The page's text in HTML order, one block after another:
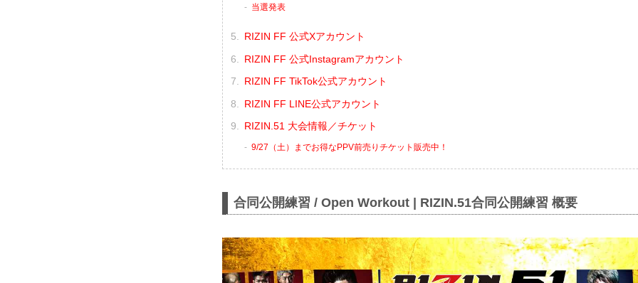
当選発表
RIZIN FF 公式Xアカウント
RIZIN FF 公式Instagramアカウント
RIZIN FF TikTok公式アカウント
RIZIN FF LINE公式アカウント
RIZIN.51 大会情報／チケット
9/27（土）までお得なPPV前売りチケット販売中！
合同公開練習 / Open Workout | RIZIN.51合同公開練習 概要